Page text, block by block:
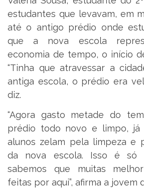
estudantes que levavam, em
até o antigo prédio onde
que a nova escola
economia de tempo, o início
“Tinha que atravessar a
antiga escola, o prédio era
diz.
“Agora gasto metade do
prédio todo novo e limpo, já
alunos zelam pela limpeza e
da nova escola. Isso é só
sabemos que muitas
feitas por aqui”, afirma a jovem